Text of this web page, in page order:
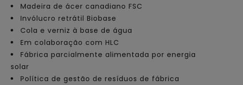
Madeira de ácer canadiano FSC
Invólucro retrátil Biobase
Cola e verniz à base de água
Em colaboração com HLC
Fábrica parcialmente alimentada por energia
solar
Política de gestão de resíduos de fábrica